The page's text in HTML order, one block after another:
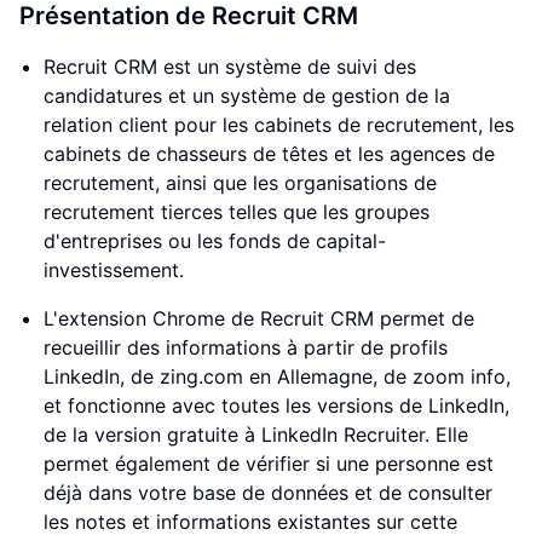
Présentation de Recruit CRM
Recruit CRM est un système de suivi des
candidatures et un système de gestion de la
relation client pour les cabinets de recrutement, les
cabinets de chasseurs de têtes et les agences de
recrutement, ainsi que les organisations de
recrutement tierces telles que les groupes
d'entreprises ou les fonds de capital-
investissement.
L'extension Chrome de Recruit CRM permet de
recueillir des informations à partir de profils
LinkedIn, de zing.com en Allemagne, de zoom info,
et fonctionne avec toutes les versions de LinkedIn,
de la version gratuite à LinkedIn Recruiter. Elle
permet également de vérifier si une personne est
déjà dans votre base de données et de consulter
les notes et informations existantes sur cette